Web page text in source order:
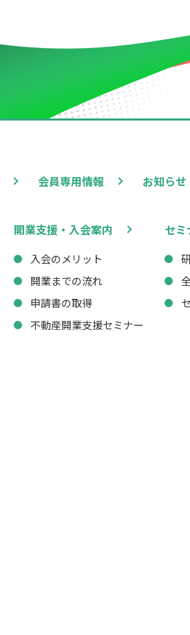
会員専用情報 お知らせ
開業支援・入会案内
入会のメリット
開業までの流れ
申請書の取得
不動産開業支援セミナー
セ